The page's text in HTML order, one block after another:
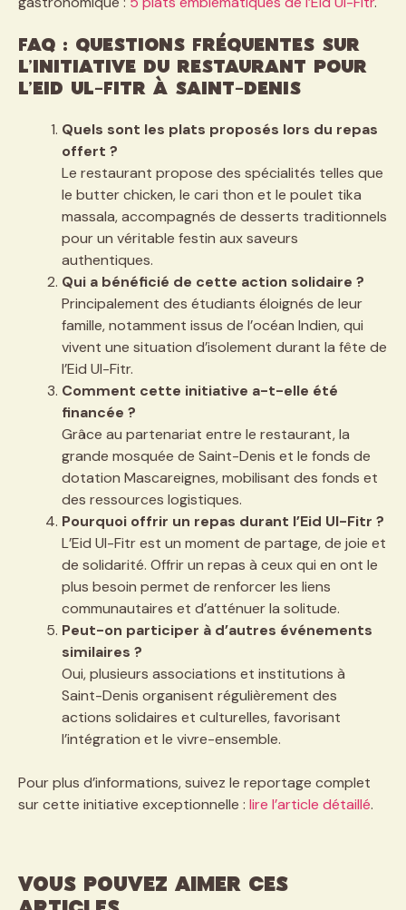
FAQ : Questions fréquentes sur
l’initiative du restaurant pour
l’Eid Ul-Fitr à Saint-Denis
Quels sont les plats proposés lors du repas
offert ?
Le restaurant propose des spécialités telles que
le butter chicken, le cari thon et le poulet tika
massala, accompagnés de desserts traditionnels
pour un véritable festin aux saveurs
authentiques.
Qui a bénéficié de cette action solidaire ?
Principalement des étudiants éloignés de leur
famille, notamment issus de l’océan Indien, qui
vivent une situation d’isolement durant la fête de
l’Eid Ul-Fitr.
Comment cette initiative a-t-elle été
financée ?
Grâce au partenariat entre le restaurant, la
grande mosquée de Saint-Denis et le fonds de
dotation Mascareignes, mobilisant des fonds et
des ressources logistiques.
Pourquoi offrir un repas durant l’Eid Ul-Fitr ?
L’Eid Ul-Fitr est un moment de partage, de joie et
de solidarité. Offrir un repas à ceux qui en ont le
plus besoin permet de renforcer les liens
communautaires et d’atténuer la solitude.
Peut-on participer à d’autres événements
similaires ?
Oui, plusieurs associations et institutions à
Saint-Denis organisent régulièrement des
actions solidaires et culturelles, favorisant
l’intégration et le vivre-ensemble.
Pour plus d’informations, suivez le reportage complet
sur cette initiative exceptionnelle : lire l’article détaillé.
VOUS POUVEZ AIMER CES